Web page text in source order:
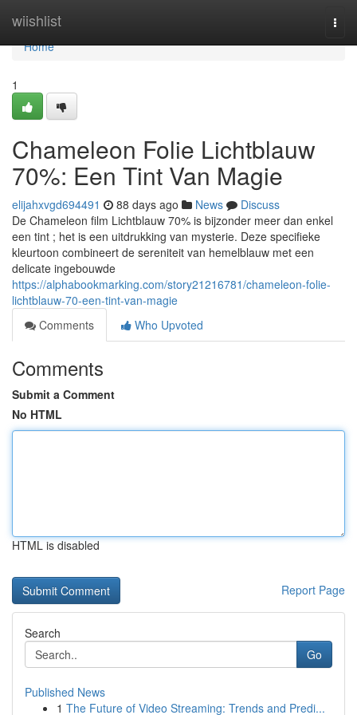
wiishlist
Home
Home
1
Chameleon Folie Lichtblauw
70%: Een Tint Van Magie
elijahxvgd694491 88 days ago News
Discuss
De Chameleon film Lichtblauw 70% is bijzonder meer dan enkel
een tint ; het is een uitdrukking van mysterie. Deze specifieke
kleurtoon combineert de sereniteit van hemelblauw met een
delicate ingebouwde
https://alphabookmarking.com/story21216781/chameleon-folie-
lichtblauw-70-een-tint-van-magie
Comments
Who Upvoted
Comments
Submit a Comment
No HTML
HTML is disabled
Report Page
Search
Go
Published News
1 The Future of Video Streaming: Trends and Predi...